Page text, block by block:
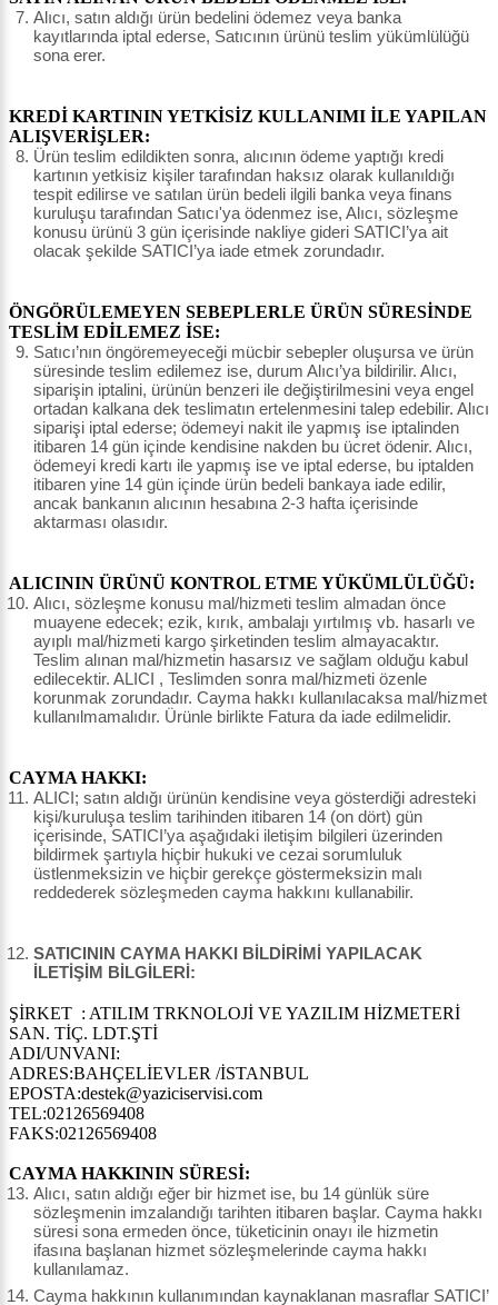
Alıcı, satın aldığı ürün bedelini ödemez veya banka
kayıtlarında iptal ederse, Satıcının ürünü teslim yükümlülüğü
sona erer.
KREDİ KARTININ YETKİSİZ KULLANIMI İLE YAPILAN
ALIŞVERİŞLER:
Ürün teslim edildikten sonra, alıcının ödeme yaptığı kredi
kartının yetkisiz kişiler tarafından haksız olarak kullanıldığı
tespit edilirse ve satılan ürün bedeli ilgili banka veya finans
kuruluşu tarafından Satıcı'ya ödenmez ise, Alıcı, sözleşme
konusu ürünü 3 gün içerisinde nakliye gideri SATICI’ya ait
olacak şekilde SATICI’ya iade etmek zorundadır.
ÖNGÖRÜLEMEYEN SEBEPLERLE ÜRÜN SÜRESİNDE
TESLİM EDİLEMEZ İSE:
Satıcı’nın öngöremeyeceği mücbir sebepler oluşursa ve ürün
süresinde teslim edilemez ise, durum Alıcı’ya bildirilir. Alıcı,
siparişin iptalini, ürünün benzeri ile değiştirilmesini veya engel
ortadan kalkana dek teslimatın ertelenmesini talep edebilir. Alıcı
siparişi iptal ederse; ödemeyi nakit ile yapmış ise iptalinden
itibaren 14 gün içinde kendisine nakden bu ücret ödenir. Alıcı,
ödemeyi kredi kartı ile yapmış ise ve iptal ederse, bu iptalden
itibaren yine 14 gün içinde ürün bedeli bankaya iade edilir,
ancak bankanın alıcının hesabına 2-3 hafta içerisinde
aktarması olasıdır.
ALICININ ÜRÜNÜ KONTROL ETME YÜKÜMLÜLÜĞÜ:
Alıcı, sözleşme konusu mal/hizmeti teslim almadan önce
muayene edecek; ezik, kırık, ambalajı yırtılmış vb. hasarlı ve
ayıplı mal/hizmeti kargo şirketinden teslim almayacaktır.
Teslim alınan mal/hizmetin hasarsız ve sağlam olduğu kabul
edilecektir. ALICI , Teslimden sonra mal/hizmeti özenle
korunmak zorundadır. Cayma hakkı kullanılacaksa mal/hizmet
kullanılmamalıdır. Ürünle birlikte Fatura da iade edilmelidir.
CAYMA HAKKI:
ALICI; satın aldığı ürünün kendisine veya gösterdiği adresteki
kişi/kuruluşa teslim tarihinden itibaren 14 (on dört) gün
içerisinde, SATICI’ya aşağıdaki iletişim bilgileri üzerinden
bildirmek şartıyla hiçbir hukuki ve cezai sorumluluk
üstlenmeksizin ve hiçbir gerekçe göstermeksizin malı
reddederek sözleşmeden cayma hakkını kullanabilir.
SATICININ CAYMA HAKKI BİLDİRİMİ YAPILACAK
İLETİŞİM BİLGİLERİ:
ŞİRKET : ATILIM TRKNOLOJİ VE YAZILIM HİZMETERİ
SAN. TİÇ. LDT.ŞTİ
ADI/UNVANI:
ADRES:BAHÇELİEVLER /İSTANBUL
EPOSTA:destek@yaziciservisi.com
TEL:02126569408
FAKS:02126569408
CAYMA HAKKININ SÜRESİ:
Alıcı, satın aldığı eğer bir hizmet ise, bu 14 günlük süre
sözleşmenin imzalandığı tarihten itibaren başlar. Cayma hakkı
süresi sona ermeden önce, tüketicinin onayı ile hizmetin
ifasına başlanan hizmet sözleşmelerinde cayma hakkı
kullanılamaz.
Cayma hakkının kullanımından kaynaklanan masraflar SATICI’